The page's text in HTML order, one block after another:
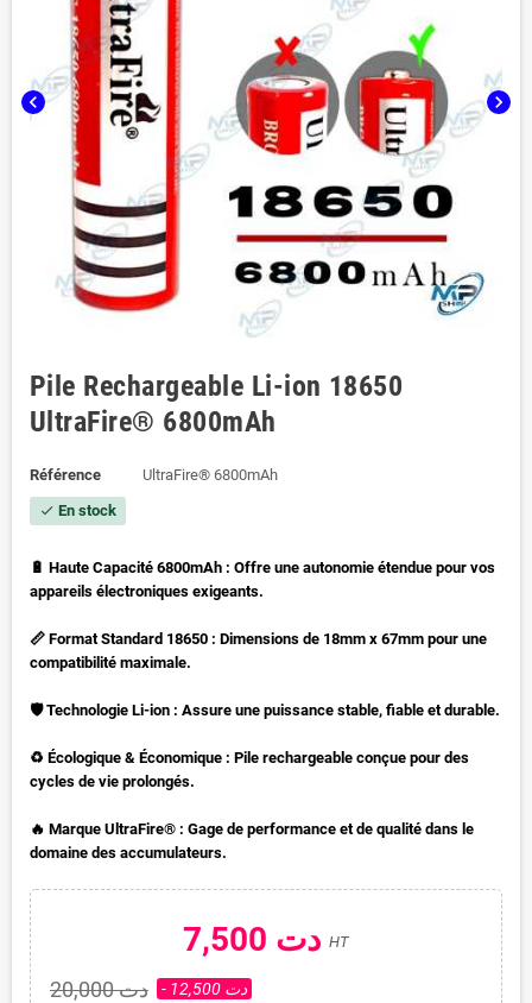
chevron_left chevron_right
Pile Rechargeable Li-ion 18650
UltraFire® 6800mAh
Référence UltraFire® 6800mAh
check En stock
🔋 Haute Capacité 6800mAh : Offre une autonomie étendue pour vos
appareils électroniques exigeants.
📏 Format Standard 18650 : Dimensions de 18mm x 67mm pour une
compatibilité maximale.
🛡️ Technologie Li-ion : Assure une puissance stable, fiable et durable.
♻️ Écologique & Économique : Pile rechargeable conçue pour des
cycles de vie prolongés.
🔥 Marque UltraFire® : Gage de performance et de qualité dans le
domaine des accumulateurs.
HT
20,000 دت - 12,500 دت